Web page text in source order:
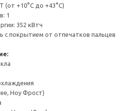
(от +10°С до +43°С)
1
352 кВтч
с покрытием от отпечатков пальцев
Ноу Фрост)